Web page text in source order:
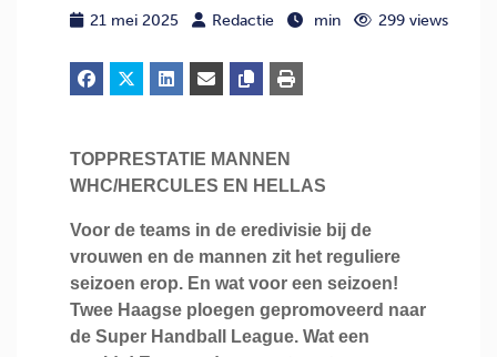
21 mei 2025 Redactie min 299 views
TOPPRESTATIE MANNEN
WHC/HERCULES EN HELLAS
Voor de teams in de eredivisie bij de
vrouwen en de mannen zit het reguliere
seizoen erop. En wat voor een seizoen!
Twee Haagse ploegen gepromoveerd naar
de Super Handball League. Wat een